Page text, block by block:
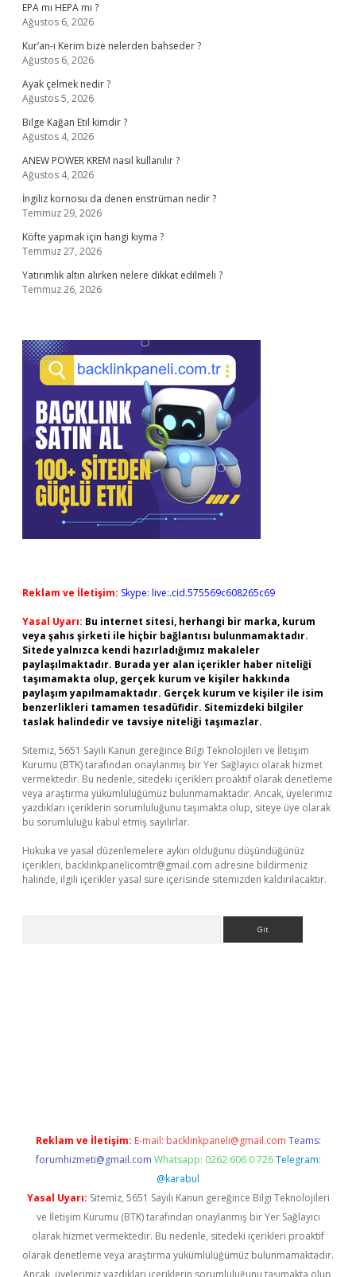
EPA mı HEPA mı ?
Ağustos 6, 2026
Kur’an-ı Kerim bize nelerden bahseder ?
Ağustos 6, 2026
Ayak çelmek nedir ?
Ağustos 5, 2026
Bilge Kağan Etil kimdir ?
Ağustos 4, 2026
ANEW POWER KREM nasıl kullanılır ?
Ağustos 4, 2026
İngiliz kornosu da denen enstrüman nedir ?
Temmuz 29, 2026
Köfte yapmak için hangi kıyma ?
Temmuz 27, 2026
Yatırımlık altın alırken nelere dikkat edilmeli ?
Temmuz 26, 2026
Reklam ve İletişim: Skype: live:.cid.575569c608265c69
Yasal Uyarı: Bu internet sitesi, herhangi bir marka, kurum
veya şahıs şirketi ile hiçbir bağlantısı bulunmamaktadır.
Sitede yalnızca kendi hazırladığımız makaleler
paylaşılmaktadır. Burada yer alan içerikler haber niteliği
taşımamakta olup, gerçek kurum ve kişiler hakkında
paylaşım yapılmamaktadır. Gerçek kurum ve kişiler ile isim
benzerlikleri tamamen tesadüfidir. Sitemizdeki bilgiler
taslak halindedir ve tavsiye niteliği taşımazlar.
Sitemiz, 5651 Sayılı Kanun gereğince Bilgi Teknolojileri ve İletişim
Kurumu (BTK) tarafından onaylanmış bir Yer Sağlayıcı olarak hizmet
vermektedir. Bu nedenle, sitedeki içerikleri proaktif olarak denetleme
veya araştırma yükümlülüğümüz bulunmamaktadır. Ancak, üyelerimiz
yazdıkları içeriklerin sorumluluğunu taşımakta olup, siteye üye olarak
bu sorumluluğu kabul etmiş sayılırlar.
Hukuka ve yasal düzenlemelere aykırı olduğunu düşündüğünüz
içerikleri, backlinkpanelicomtr@gmail.com adresine bildirmeniz
halinde, ilgili içerikler yasal süre içerisinde sitemizden kaldırılacaktır.
Reklam ve İletişim: E-mail: backlinkpaneli@gmail.com Teams:
forumhizmeti@gmail.com Whatsapp: 0262 606 0 726 Telegram:
@karabul
Yasal Uyarı: Sitemiz, 5651 Sayılı Kanun gereğince Bilgi Teknolojileri
ve İletişim Kurumu (BTK) tarafından onaylanmış bir Yer Sağlayıcı
olarak hizmet vermektedir. Bu nedenle, sitedeki içerikleri proaktif
olarak denetleme veya araştırma yükümlülüğümüz bulunmamaktadır.
Ancak, üyelerimiz yazdıkları içeriklerin sorumluluğunu taşımakta olup,